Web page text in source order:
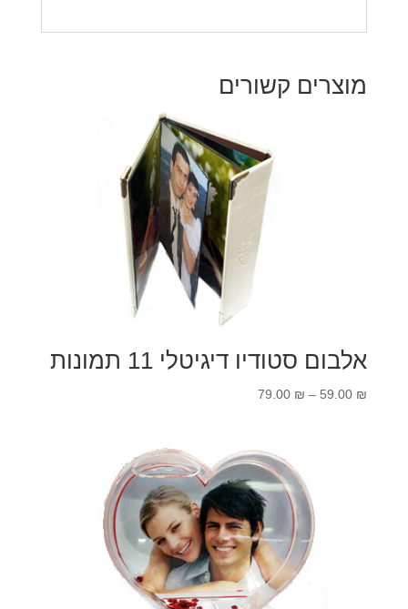
מוצרים קשורים
אלבום סטודיו דיגיטלי 11 תמונות
59.00 ₪
–
79.00 ₪
טווח
עד